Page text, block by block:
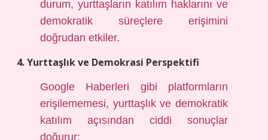
durum, yurttaşların katılım haklarını ve
demokratik süreçlere erişimini
doğrudan etkiler.
4. Yurttaşlık ve Demokrasi Perspektifi
Google Haberleri gibi platformların
erişilememesi, yurttaşlık ve demokratik
katılım açısından ciddi sonuçlar
doğurur: